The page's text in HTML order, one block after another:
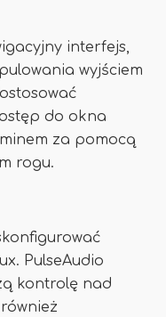
interfejs,
wyjściem
do okna
za pomocą
rogu.
PulseAudio
kontrolę nad